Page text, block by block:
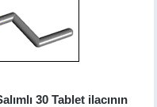
30 Tablet ilacının